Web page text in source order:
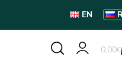
EN
0,00€